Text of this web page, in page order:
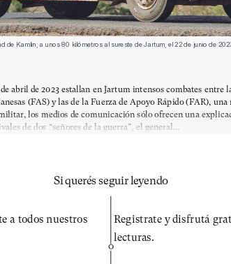
de Kamlin, a unos 80 kilómetros al sureste de Jartum, el 22 de junio de
abril de 2023 estallan en Jartum intensos combates entre
(FAS) y las de la Fuerza de Apoyo Rápido (FAR),
los medios de comunicación sólo ofrecen una
de dos “señores de la guerra”, el general...
Si querés seguir leyendo
a todos nuestros
O
Registrate y disfrutá
lecturas.